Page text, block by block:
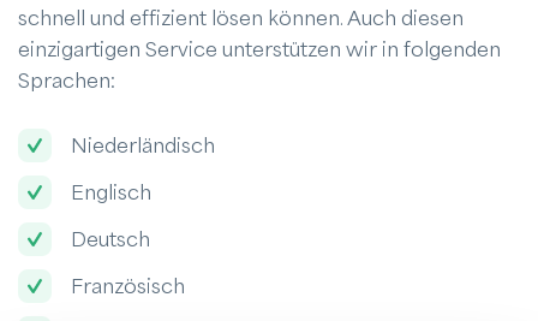
schnell und effizient lösen können. Auch diesen
einzigartigen Service unterstützen wir in folgenden
Sprachen:
Niederländisch
Englisch
Deutsch
Französisch